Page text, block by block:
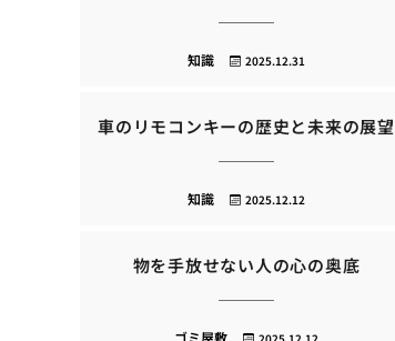
2025.12.31
知識
車のリモコンキーの歴史と未来の展望
2025.12.12
知識
物を手放せない人の心の奥底
2025.12.12
ゴミ屋敷